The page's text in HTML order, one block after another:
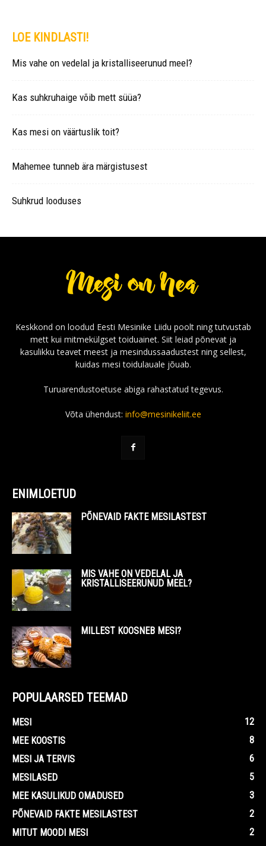
LOE KINDLASTI!
Mis vahe on vedelal ja kristalliseerunud meel?
Kas suhkruhaige võib mett süüa?
Kas mesi on väärtuslik toit?
Mahemee tunneb ära märgistusest
Suhkrud looduses
Keskkond on loodud Eesti Mesinike Liidu poolt ning tutvustab
mett kui mitmekülgset toiduainet. Siit leiad põnevat ja
kasulikku teavet meest ja mesindussaadustest ning sellest,
kuidas mesi toidulauale jõuab.
Turuarendustoetuse abiga rahastatud tegevus.
Võta ühendust: info@mesinikeliit.ee
ENIMLOETUD
PÕNEVAID FAKTE MESILASTEST
MIS VAHE ON VEDELAL JA
KRISTALLISEERUNUD MEEL?
MILLEST KOOSNEB MESI?
POPULAARSED TEEMAD
MESI
12
MEE KOOSTIS
8
MESI JA TERVIS
6
MESILASED
5
MEE KASULIKUD OMADUSED
3
PÕNEVAID FAKTE MESILASTEST
2
MITUT MOODI MESI
2